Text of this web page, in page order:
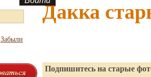
Забыли
Дакка
Подпишитесь на старые